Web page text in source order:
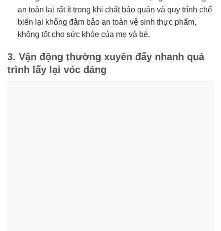
an toàn lại rất ít trong khi chất bảo quản và quy trình chế
biến lại không đảm bảo an toàn vệ sinh thực phẩm,
không tốt cho sức khỏe của mẹ và bé.
3. Vận động thường xuyên đẩy nhanh quá
trình lấy lại vóc dáng